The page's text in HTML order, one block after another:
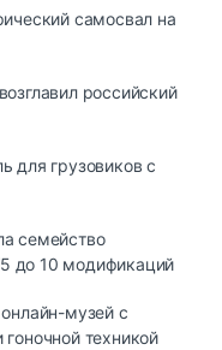
самосвал на
российский
для грузовиков с
семейство
до 10 модификаций
музей с
техникой